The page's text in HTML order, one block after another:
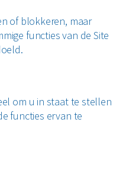
of blokkeren, maar
functies van de Site
om u in staat te stellen
functies ervan te